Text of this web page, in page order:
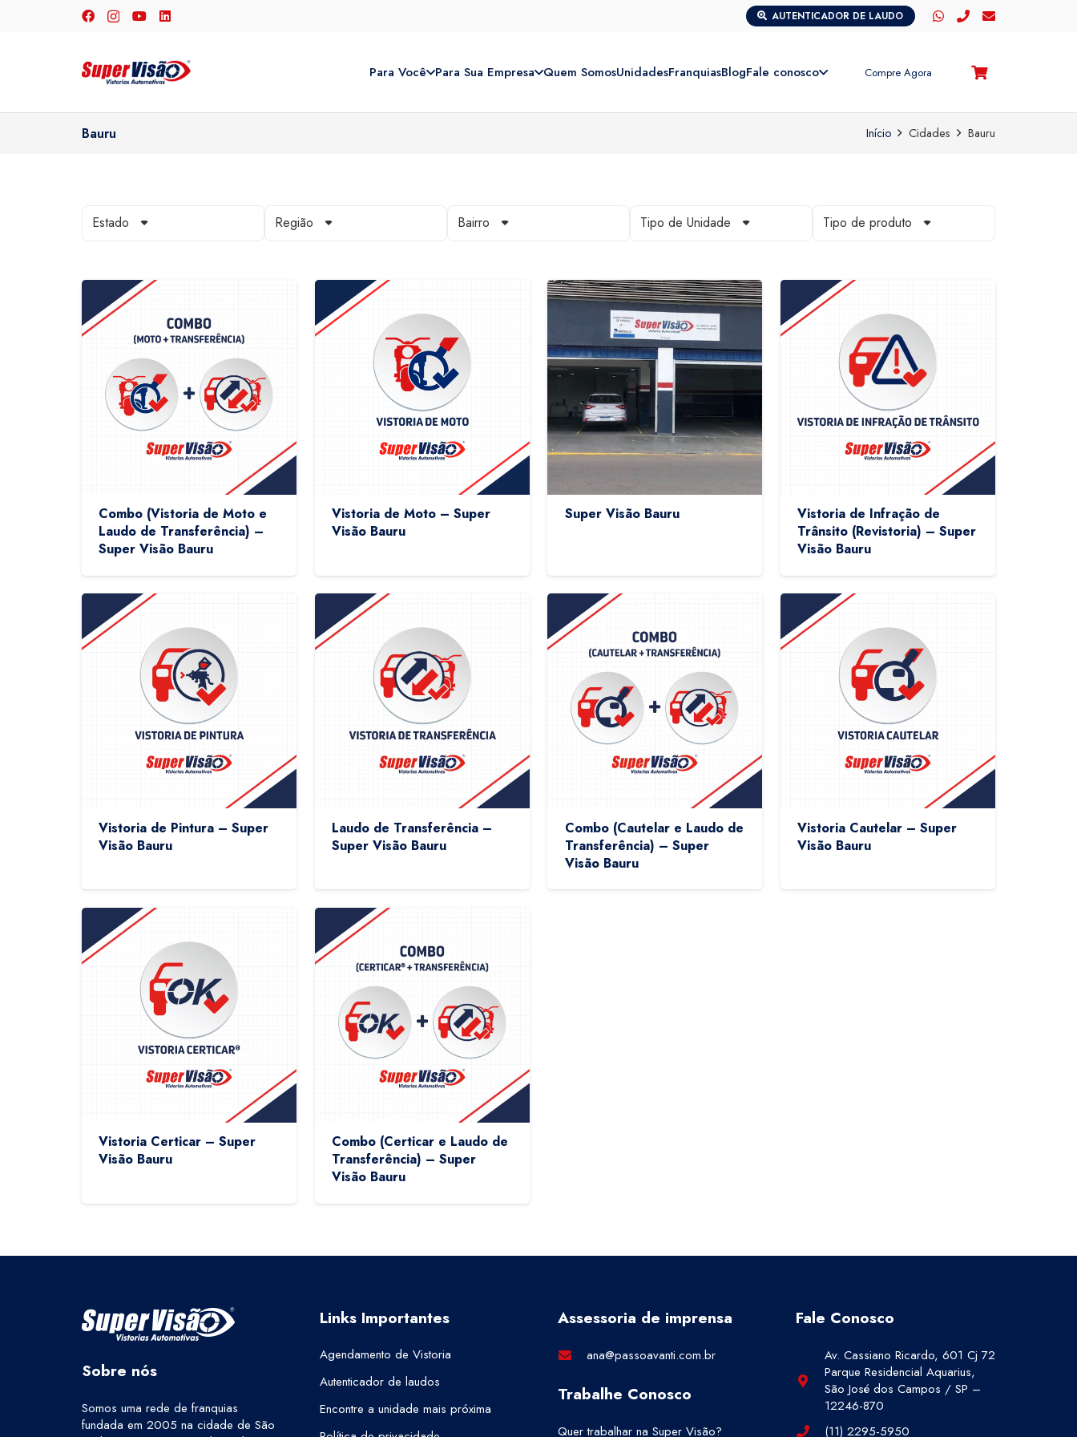
AUTENTICADOR DE LAUDO
Para Você Para Sua Empresa Quem SomosUnidadesFranquiasBlogFale conosco Compre Agora
Bauru Início Cidades Bauru
Estado Região Bairro Tipo de Unidade Tipo de produto
Combo (Vistoria de Moto e
Laudo de Transferência) –
Super Visão Bauru
Vistoria de Moto – Super
Visão Bauru
Super Visão Bauru
Vistoria de Infração de
Trânsito (Revistoria) – Super
Visão Bauru
Vistoria de Pintura – Super
Visão Bauru
Laudo de Transferência –
Super Visão Bauru
Combo (Cautelar e Laudo de
Transferência) – Super
Visão Bauru
Vistoria Cautelar – Super
Visão Bauru
Vistoria Certicar – Super
Visão Bauru
Combo (Certicar e Laudo de
Transferência) – Super
Visão Bauru
Sobre nós
Somos uma rede de franquias
fundada em 2005 na cidade de São
Links Importantes
Agendamento de Vistoria
Autenticador de laudos
Encontre a unidade mais próxima
Assessoria de imprensa
ana@passoavanti.com.br
Trabalhe Conosco
Quer trabalhar na Super Visão?
Fale Conosco
Av. Cassiano Ricardo, 601 Cj 72
Parque Residencial Aquarius,
São José dos Campos / SP –
12246-870
(11) 2295-5950